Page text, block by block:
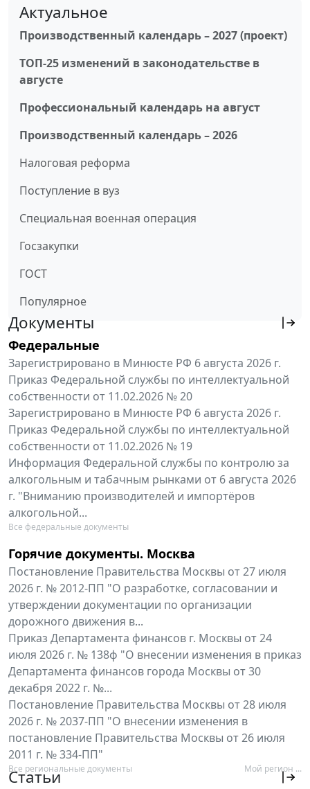
Актуальное
Производственный календарь – 2027 (проект)
ТОП-25 изменений в законодательстве в
августе
Профессиональный календарь на август
Производственный календарь – 2026
Налоговая реформа
Поступление в вуз
Специальная военная операция
Госзакупки
ГОСТ
Популярное
Документы
Федеральные
Зарегистрировано в Минюсте РФ 6 августа 2026 г.
Приказ Федеральной службы по интеллектуальной
собственности от 11.02.2026 № 20
Зарегистрировано в Минюсте РФ 6 августа 2026 г.
Приказ Федеральной службы по интеллектуальной
собственности от 11.02.2026 № 19
Информация Федеральной службы по контролю за
алкогольным и табачным рынками от 6 августа 2026
г. "Вниманию производителей и импортёров
алкогольной...
Все федеральные документы
Горячие документы. Москва
Постановление Правительства Москвы от 27 июля
2026 г. № 2012-ПП "О разработке, согласовании и
утверждении документации по организации
дорожного движения в...
Приказ Департамента финансов г. Москвы от 24
июля 2026 г. № 138ф "О внесении изменения в приказ
Департамента финансов города Москвы от 30
декабря 2022 г. №...
Постановление Правительства Москвы от 28 июля
2026 г. № 2037-ПП "О внесении изменения в
постановление Правительства Москвы от 26 июля
2011 г. № 334-ПП"
Все региональные документы Мой регион ...
Статьи